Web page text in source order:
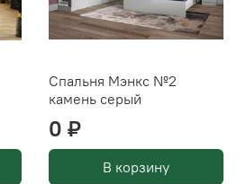
Спальня Мэнкс №2
камень серый
0 ₽
В корзину